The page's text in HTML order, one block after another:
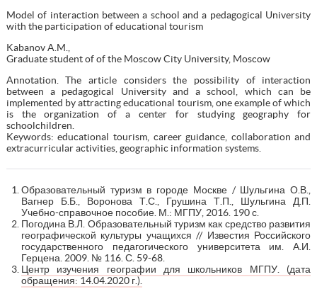
Model of interaction between a school and a pedagogical University
with the participation of educational tourism
Kabanov A.M.,
Graduate student of of the Moscow City University, Moscow
Annotation. The article considers the possibility of interaction
between a pedagogical University and a school, which can be
implemented by attracting educational tourism, one example of which
is the organization of a center for studying geography for
schoolchildren.
Keywords: educational tourism, career guidance, collaboration and
extracurricular activities, geographic information systems.
Образовательный туризм в городе Москве / Шульгина О.В.,
Вагнер Б.Б., Воронова Т.С., Грушина Т.П., Шульгина Д.П.
Учебно-справочное пособие. М.: МГПУ, 2016. 190 с.
Погодина В.Л. Образовательный туризм как средство развития
географической культуры учащихся // Известия Российского
государственного педагогического университета им. А.И.
Герцена. 2009. № 116. С. 59-68.
Центр изучения географии для школьников МГПУ. (дата
обращения: 14.04.2020 г.).